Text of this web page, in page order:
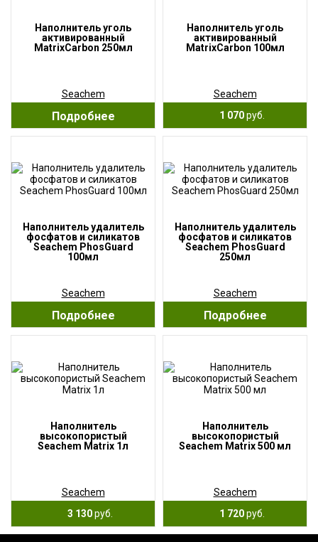
Наполнитель уголь
активированный
MatrixCarbon 250мл
Seachem
Подробнее
Наполнитель уголь
активированный
MatrixCarbon 100мл
Seachem
1 070руб.
Наполнитель удалитель
фосфатов и силикатов
Seachem PhosGuard
100мл
Seachem
Подробнее
Наполнитель удалитель
фосфатов и силикатов
Seachem PhosGuard
250мл
Seachem
Подробнее
Наполнитель
высокопористый
Seachem Matrix 1л
Seachem
3 130руб.
Наполнитель
высокопористый
Seachem Matrix 500 мл
Seachem
1 720руб.